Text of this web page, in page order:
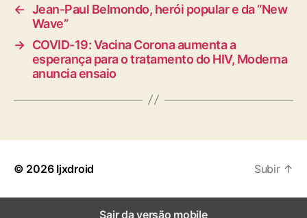
← Jean-Paul Belmondo, herói popular e da “New
Wave”
→ COVID-19: Vacina Corona aumenta a
esperança para o tratamento do HIV, Moderna
anuncia ensaio
© 2026 Ijxdroid Subir ↑
Sair da versão mobile